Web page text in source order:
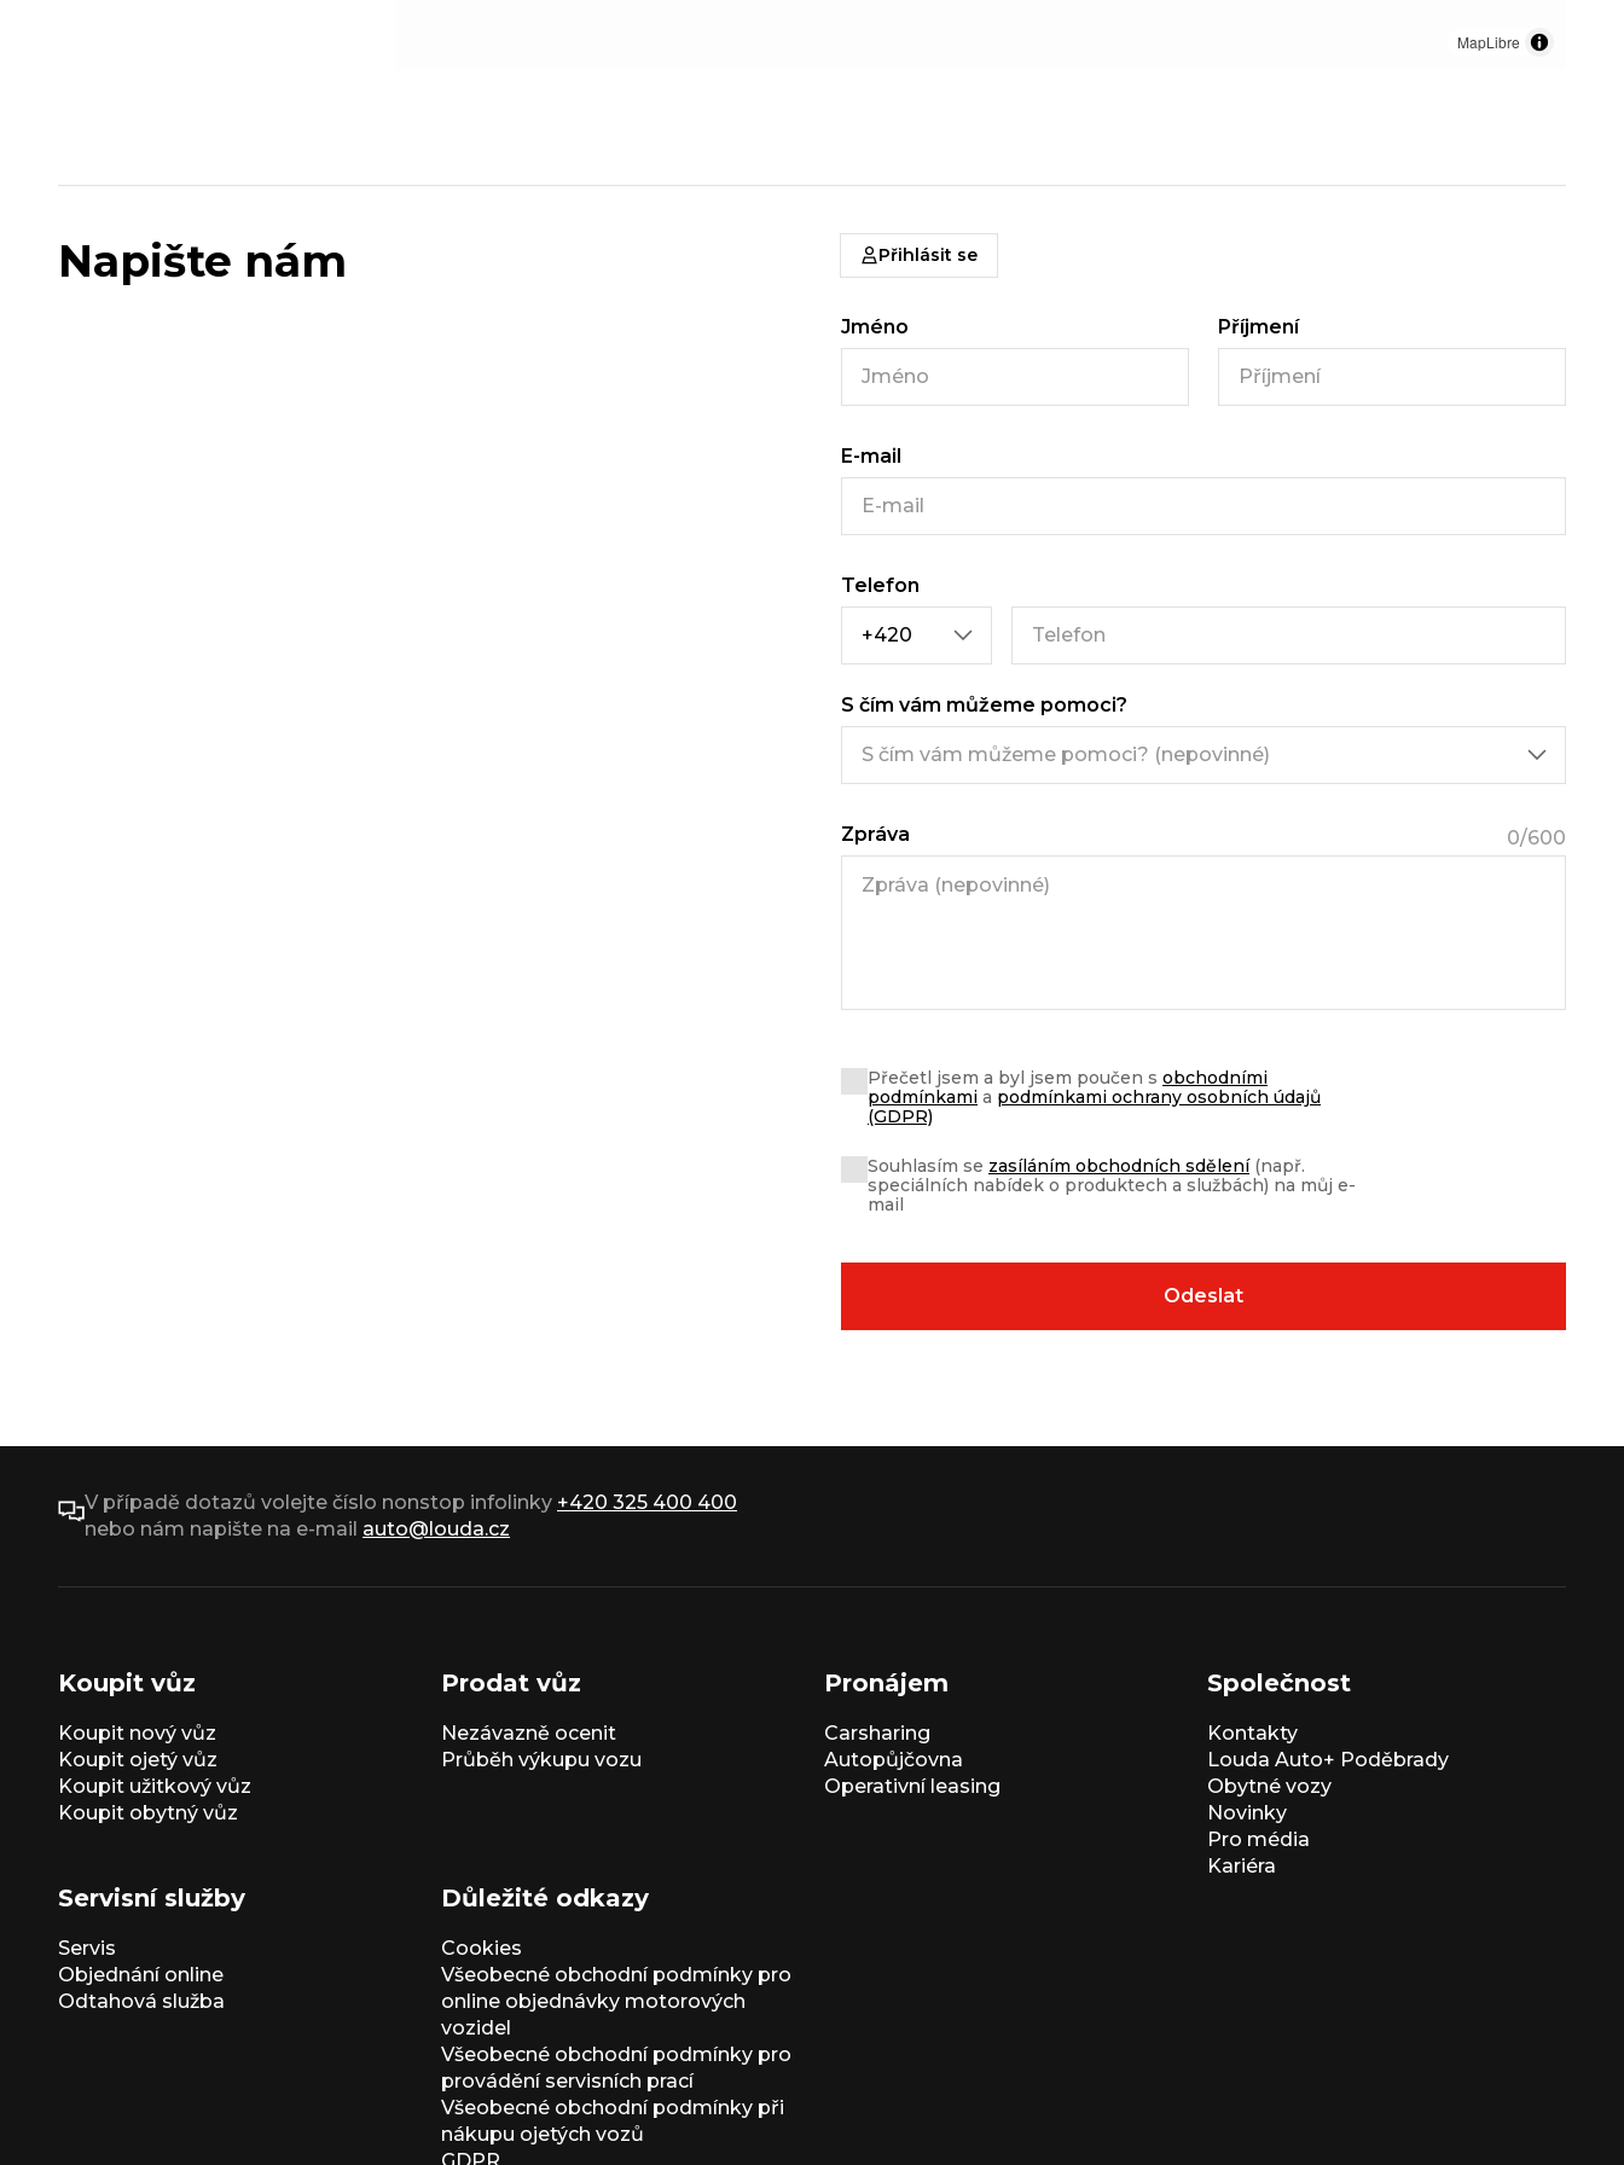
MapLibre
Napište nám Přihlásit se
Jméno Příjmení
E-mail
Telefon
S čím vám můžeme pomoci?
Zpráva 0/600
Přečetl jsem a byl jsem poučen s obchodními
podmínkami a podmínkami ochrany osobních údajů
(GDPR)
Souhlasím se zasíláním obchodních sdělení(např.
speciálních nabídek o produktech a službách) na můj e-
mail
V případě dotazů volejte číslo nonstop infolinky +420 325 400 400
nebo nám napište na e-mail auto@louda.cz
Koupit vůz
Koupit nový vůz
Koupit ojetý vůz
Koupit užitkový vůz
Koupit obytný vůz
Prodat vůz
Nezávazně ocenit
Průběh výkupu vozu
Pronájem
Carsharing
Autopůjčovna
Operativní leasing
Společnost
Kontakty
Louda Auto+ Poděbrady
Obytné vozy
Novinky
Pro média
Kariéra
Servisní služby
Servis
Objednání online
Odtahová služba
Důležité odkazy
Cookies
Všeobecné obchodní podmínky pro
online objednávky motorových
vozidel
Všeobecné obchodní podmínky pro
provádění servisních prací
Všeobecné obchodní podmínky při
nákupu ojetých vozů